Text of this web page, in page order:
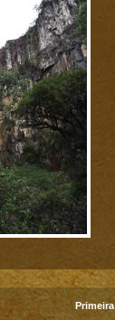
Primeira